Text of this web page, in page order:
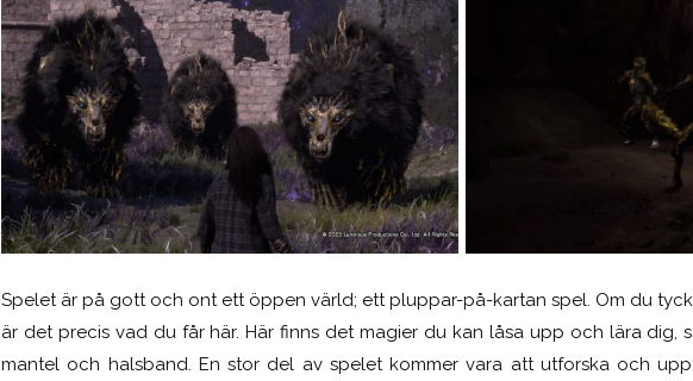
Spelet är på gott och ont ett öppen värld; ett pluppar-på-kartan spel. Om du
är det precis vad du får här. Här finns det magier du kan låsa upp och lära dig,
mantel och halsband. En stor del av spelet kommer vara att utforska och